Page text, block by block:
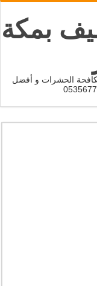
بمكة
الحشرات و أفضل